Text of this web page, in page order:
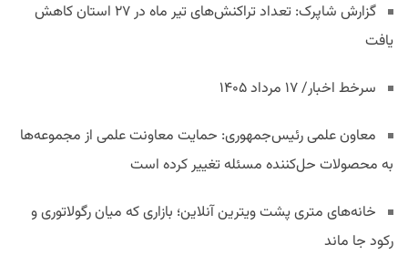
گزارش شاپرک: تعداد تراکنش‌های تیر ماه در ۲۷ استان‌ کاهش
یافت
سرخط اخبار/ ۱۷ مرداد ۱۴۰۵
معاون علمی رئیس‌جمهوری: حمایت معاونت علمی از مجموعه‌ها
به محصولات حل‌کننده مسئله تغییر کرده است
خانه‌های متری پشت ویترین آنلاین؛ بازاری که میان رگولاتوری و
رکود جا ماند